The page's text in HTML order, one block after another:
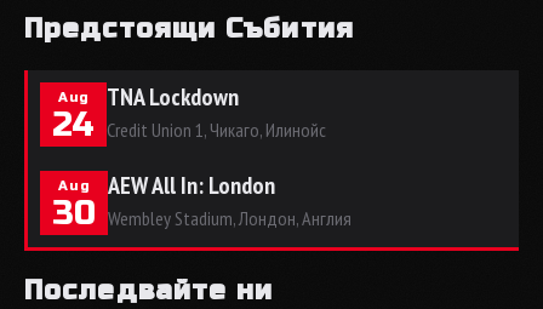
Предстоящи Събития
Aug
24
TNA Lockdown
Credit Union 1, Чикаго, Илинойс
Aug
30
AEW All In: London
Wembley Stadium, Лондон, Англия
Последвайте ни